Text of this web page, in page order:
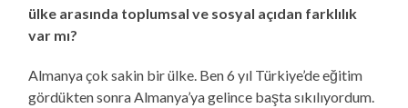
ülke arasında toplumsal ve sosyal açıdan farklılık
var mı?
Almanya çok sakin bir ülke. Ben 6 yıl Türkiye’de eğitim
gördükten sonra Almanya’ya gelince başta sıkılıyordum.